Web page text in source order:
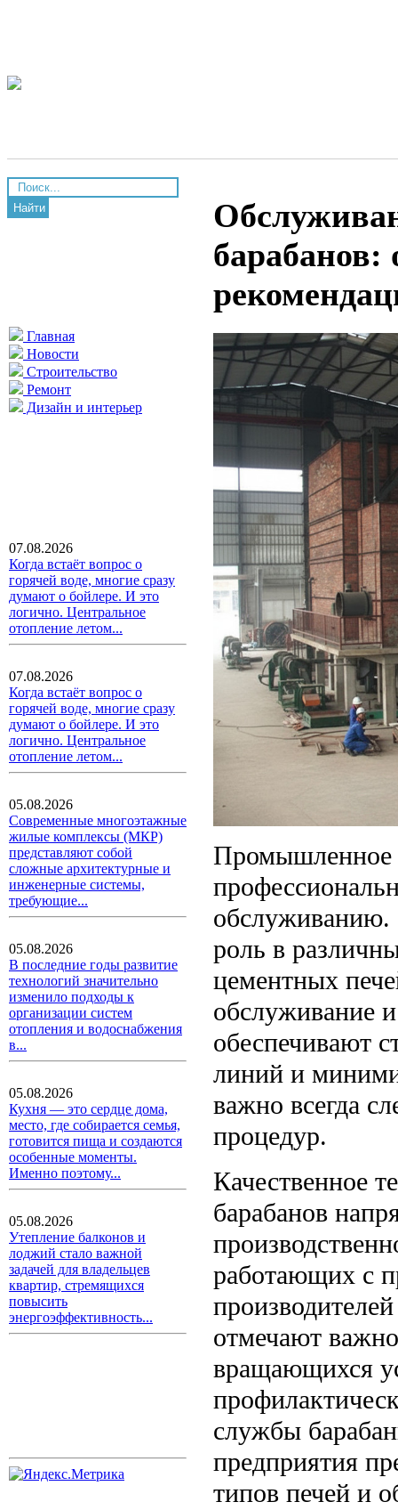
Найти
Главная
Новости
Строительство
Ремонт
Дизайн и интерьер
07.08.2026
Когда встаёт вопрос о
горячей воде, многие сразу
думают о бойлере. И это
логично. Центральное
отопление летом...
07.08.2026
Когда встаёт вопрос о
горячей воде, многие сразу
думают о бойлере. И это
логично. Центральное
отопление летом...
05.08.2026
Современные многоэтажные
жилые комплексы (МКР)
представляют собой
сложные архитектурные и
инженерные системы,
требующие...
05.08.2026
В последние годы развитие
технологий значительно
изменило подходы к
организации систем
отопления и водоснабжения
в...
05.08.2026
Кухня — это сердце дома,
место, где собирается семья,
готовится пища и создаются
особенные моменты.
Именно поэтому...
05.08.2026
Утепление балконов и
лоджий стало важной
задачей для владельцев
квартир, стремящихся
повысить
энергоэффективность...
барабанов:
Промышленное
роль в
цементных
обслуживание
обеспечивают
линий и
важно всегда
процедур.
Качественное
барабанов
работающих с
отмечают
вращающихся
службы
предприятия
типов печей и